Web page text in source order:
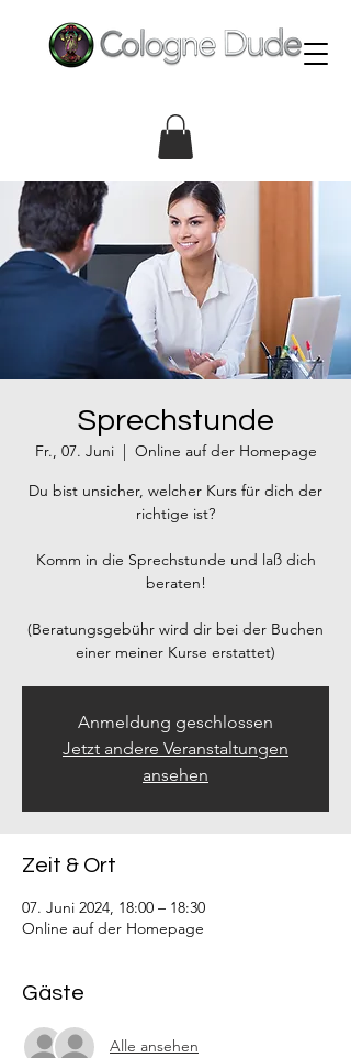
Sprechstunde
Fr., 07. Juni
  |
Online auf der Homepage
Du bist unsicher, welcher Kurs für dich der
richtige ist?
Komm in die Sprechstunde und laß dich
beraten!
(Beratungsgebühr wird dir bei der Buchen
einer meiner Kurse erstattet)
Anmeldung geschlossen
Jetzt andere Veranstaltungen
ansehen
Zeit & Ort
07. Juni 2024, 18:00 – 18:30
Online auf der Homepage
Gäste
Alle ansehen